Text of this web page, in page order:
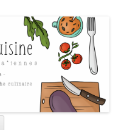
Aller au contenu